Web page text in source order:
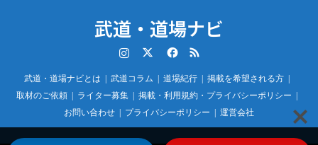
武道・道場ナビ
RSS
武道・道場ナビとは 武道コラム 道場紀行
掲載を希望される方
取材のご依頼
ライター募集
掲載・利用規約・プライバシーポリシー
お問い合わせ
プライバシーポリシー 運営会社